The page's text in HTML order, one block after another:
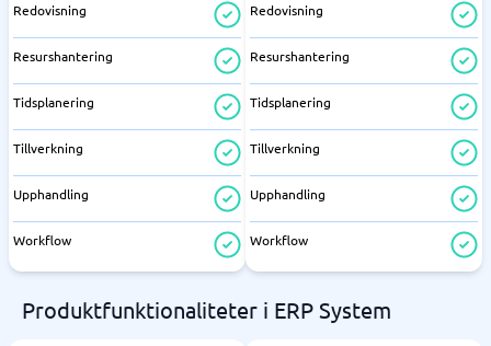
Redovisning
Resurshantering
Tidsplanering
Tillverkning
Upphandling
Workflow
Redovisning
Resurshantering
Tidsplanering
Tillverkning
Upphandling
Workflow
Produktfunktionaliteter i ERP System